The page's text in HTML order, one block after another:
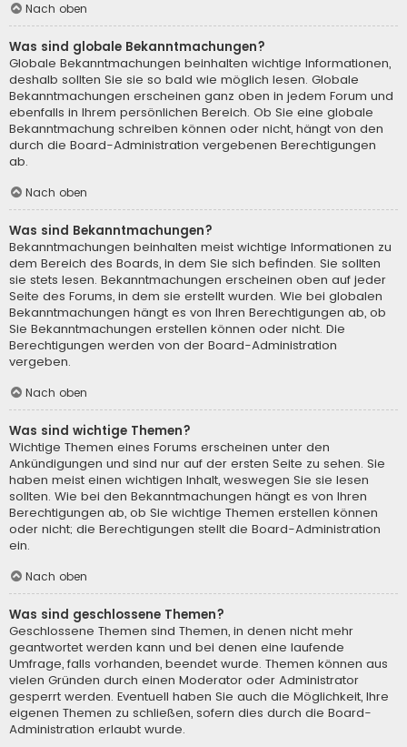
Nach oben
Was sind globale Bekanntmachungen?
Globale Bekanntmachungen beinhalten wichtige Informationen,
deshalb sollten Sie sie so bald wie möglich lesen. Globale
Bekanntmachungen erscheinen ganz oben in jedem Forum und
ebenfalls in Ihrem persönlichen Bereich. Ob Sie eine globale
Bekanntmachung schreiben können oder nicht, hängt von den
durch die Board-Administration vergebenen Berechtigungen
ab.
Nach oben
Was sind Bekanntmachungen?
Bekanntmachungen beinhalten meist wichtige Informationen zu
dem Bereich des Boards, in dem Sie sich befinden. Sie sollten
sie stets lesen. Bekanntmachungen erscheinen oben auf jeder
Seite des Forums, in dem sie erstellt wurden. Wie bei globalen
Bekanntmachungen hängt es von Ihren Berechtigungen ab, ob
Sie Bekanntmachungen erstellen können oder nicht. Die
Berechtigungen werden von der Board-Administration
vergeben.
Nach oben
Was sind wichtige Themen?
Wichtige Themen eines Forums erscheinen unter den
Ankündigungen und sind nur auf der ersten Seite zu sehen. Sie
haben meist einen wichtigen Inhalt, weswegen Sie sie lesen
sollten. Wie bei den Bekanntmachungen hängt es von Ihren
Berechtigungen ab, ob Sie wichtige Themen erstellen können
oder nicht; die Berechtigungen stellt die Board-Administration
ein.
Nach oben
Was sind geschlossene Themen?
Geschlossene Themen sind Themen, in denen nicht mehr
geantwortet werden kann und bei denen eine laufende
Umfrage, falls vorhanden, beendet wurde. Themen können aus
vielen Gründen durch einen Moderator oder Administrator
gesperrt werden. Eventuell haben Sie auch die Möglichkeit, Ihre
eigenen Themen zu schließen, sofern dies durch die Board-
Administration erlaubt wurde.